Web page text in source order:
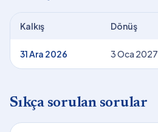
Kalkış Dönüş
31 Ara 2026 3 Oca 2027
Sıkça sorulan sorular